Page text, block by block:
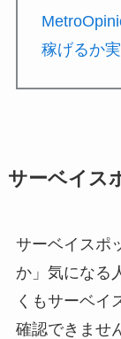
稼げるか
サーベイス
サーベイスポ
か」気になる
くもサーベイ
確認できませ